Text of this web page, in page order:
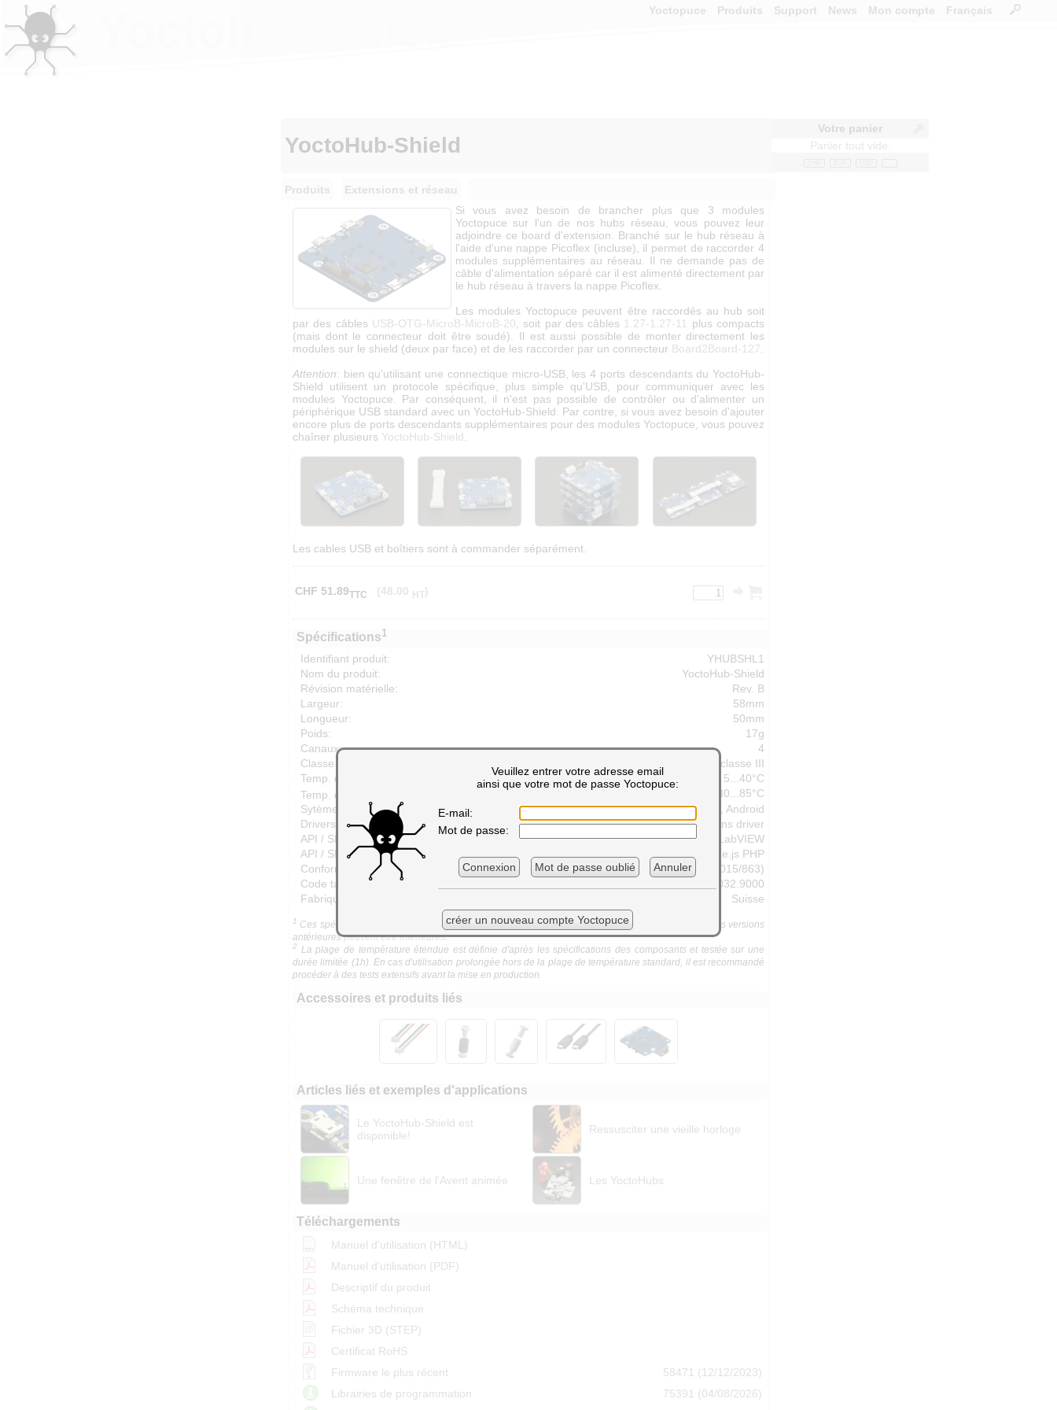
Veuillez entrer votre adresse email
ainsi que votre mot de passe Yoctopuce:
E-mail:
Mot de passe:
Connexion Mot de passe oublié Annuler
créer un nouveau compte Yoctopuce
YoctoHub-Shield
Produits
Extensions et réseau
Si vous avez besoin de brancher plus que 3 modules
Yoctopuce sur l'un de nos hubs réseau, vous pouvez leur
adjoindre ce board d'extension. Branché sur le hub réseau à
l'aide d'une nappe Picoflex (incluse), il permet de raccorder 4
modules supplémentaires au réseau. Il ne demande pas de
câble d'alimentation séparé car il est alimenté directement par
le hub réseau à travers la nappe Picoflex.
Les modules Yoctopuce peuvent être raccordés au hub soit
par des câbles USB-OTG-MicroB-MicroB-20 , soit par des câbles 1.27-1.27-11
plus compacts
(mais dont le connecteur doit être soudé). Il est aussi possible de monter directement les
modules sur le shield (deux par face) et de les raccorder par un connecteur Board2Board-127
Attention: bien qu'utilisant une connectique micro-USB, les 4 ports descendants du YoctoHub-
Shield utilisent un protocole spécifique, plus simple qu'USB, pour communiquer avec les
modules Yoctopuce. Par conséquent, il n'est pas possible de contrôler ou d'alimenter un
périphérique USB standard avec un YoctoHub-Shield. Par contre, si vous avez besoin d'ajouter
encore plus de ports descendants supplémentaires pour des modules Yoctopuce, vous pouvez
chaîner plusieurs YoctoHub-Shield
Les cables USB et boîtiers sont à commander séparément.
CHF 51.89TTC (48.00 HT)
Spécifications1
Identifiant produit:
YHUBSHL1
Nom du produit:
YoctoHub-Shield
Révision matérielle:
Rev. B
Largeur:
58mm
Longueur:
50mm
Poids:
17g
Canaux:
4
Classe de protection selon IEC 61140:
classe III
Temp. de fonctionnement normale:
5...40°C
Temp. de fonctionnement étendue
-30...85°C
Sytème d'exploitation supportés:
Windows (PC + IoT), Linux (Intel + ARM), macOS, Android
Drivers:
Fonctionne sans driver
API / SDK / Librairie:
C++ Obj-C C# VB.NET UWP Delphi Python Java Android LabVIEW
API / SDK / Librairie (seul.TCP):
Javascript Node.js PHP
Conformité RoHS:
RoHS III (2011/65/UE+2015/863)
Code tarifaire harmonisé:
9032.9000
Fabriqué en:
Suisse
1 Ces spécifications correspondent à la révision matérielle actuelle du produit. Les spécifications des versions
antérieurespeuvent être inférieures.
2
La plage de température étendue est définie d'après les spécifications des composants et testée sur une
durée limitée (1h). En cas d'utilisation prolongée hors de la plage de température standard, il est recommandé
procéder à des tests extensifs avant la mise en production.
Accessoires et produits liés
Articles liés et exemples d'applications
Le YoctoHub-Shield est
disponible!
Ressusciter une vieille horloge
Une fenêtre de l'Avent animée Les YoctoHubs
Téléchargements
Manuel d'utilisation (HTML)
Manuel d'utilisation (PDF)
Descriptif du produit
Schéma technique
Fichier 3D (STEP)
Certificat RoHS
Firmware le plus récent
58471 (12/12/2023)
Librairies de programmation
75391 (04/08/2026)
Yoctopuce Produits Support News Mon compte Français
Votre panier
Panier tout vide.